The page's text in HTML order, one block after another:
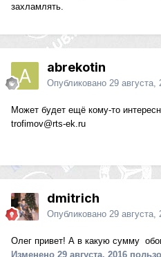
захламлять.
abrekotin
Опубликовано 29 августа,
Может будет ещё кому-то
trofimov@rts-ek.ru
dmitrich
Опубликовано 29 августа,
Олег привет! А в какую сумму
Изменено 29 августа, 2016